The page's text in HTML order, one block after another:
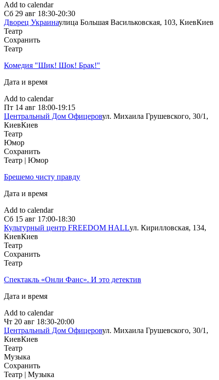
Add to calendar
Сб 29 авг 18:30-20:30
Дворец Украинаулица Большая Васильковская, 103, КиевКиев
Театр
Сохранить
Театр
Комедия "Шик! Шок! Брак!"
Дата и время
Add to calendar
Пт 14 авг 18:00-19:15
Центральный Дом Офицеровул. Михаила Грушевского, 30/1,
КиевКиев
Театр
Юмор
Сохранить
Театр | Юмор
Брешемо чисту правду
Дата и время
Add to calendar
Сб 15 авг 17:00-18:30
Культурный центр FREEDOM HALLул. Кирилловская, 134,
КиевКиев
Театр
Сохранить
Театр
Спектакль «Онли Фанс». И это детектив
Дата и время
Add to calendar
Чт 20 авг 18:30-20:00
Центральный Дом Офицеровул. Михаила Грушевского, 30/1,
КиевКиев
Театр
Музыка
Сохранить
Театр | Музыка